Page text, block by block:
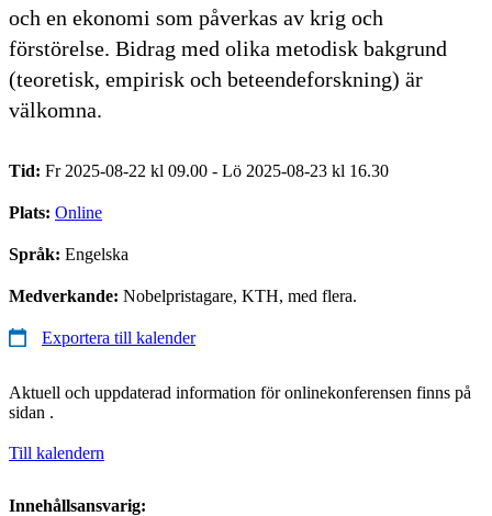
och en ekonomi som påverkas av krig och
förstörelse. Bidrag med olika metodisk bakgrund
(teoretisk, empirisk och beteendeforskning) är
välkomna.
Tid: Fr 2025-08-22 kl 09.00 - Lö 2025-08-23 kl 16.30
Plats: Online
Språk: Engelska
Medverkande: Nobelpristagare, KTH, med flera.
Exportera till kalender
Aktuell och uppdaterad information för onlinekonferensen finns på
sidan .
Till kalendern
Innehållsansvarig: